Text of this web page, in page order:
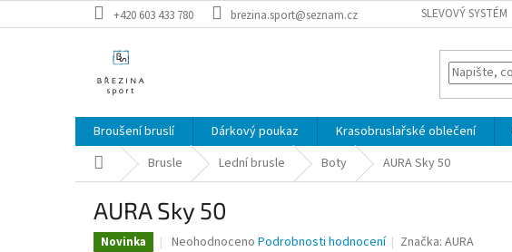
na
+420 603 433 780 brezina.sport@seznam.cz SLEVOVÝ SYSTÉM
Broušení bruslí Dárkový poukaz Krasobruslařské oblečení
Domů Brusle Lední brusle Boty AURA Sky 50
AURA Sky 50
Novinka
Průměrné
Neohodnoceno Podrobnosti hodnocení Značka:AURA